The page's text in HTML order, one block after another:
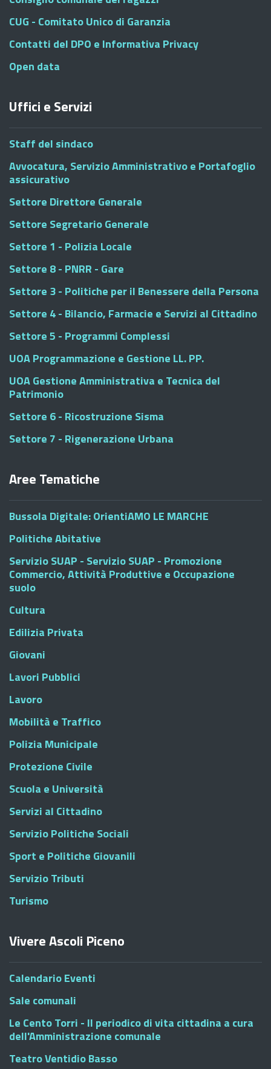
CUG - Comitato Unico di Garanzia
Contatti del DPO e Informativa Privacy
Open data
Uffici e Servizi
Staff del sindaco
Avvocatura, Servizio Amministrativo e Portafoglio
assicurativo
Settore Direttore Generale
Settore Segretario Generale
Settore 1 - Polizia Locale
Settore 8 - PNRR - Gare
Settore 3 - Politiche per il Benessere della Persona
Settore 4 - Bilancio, Farmacie e Servizi al Cittadino
Settore 5 - Programmi Complessi
UOA Programmazione e Gestione LL. PP.
UOA Gestione Amministrativa e Tecnica del
Patrimonio
Settore 6 - Ricostruzione Sisma
Settore 7 - Rigenerazione Urbana
Aree Tematiche
Bussola Digitale: OrientiAMO LE MARCHE
Politiche Abitative
Servizio SUAP - Servizio SUAP - Promozione
Commercio, Attività Produttive e Occupazione
suolo
Cultura
Edilizia Privata
Giovani
Lavori Pubblici
Lavoro
Mobilità e Traffico
Polizia Municipale
Protezione Civile
Scuola e Università
Servizi al Cittadino
Servizio Politiche Sociali
Sport e Politiche Giovanili
Servizio Tributi
Turismo
Vivere Ascoli Piceno
Calendario Eventi
Sale comunali
Le Cento Torri - Il periodico di vita cittadina a cura
dell'Amministrazione comunale
Teatro Ventidio Basso